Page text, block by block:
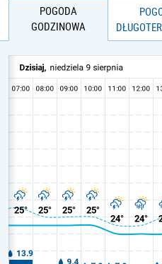
POGODA
GODZINOWA